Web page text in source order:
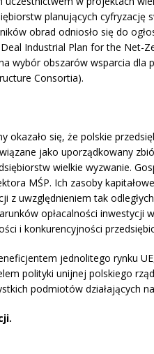
planujących cyfryzację
obrad odniosło się do
Industrial Plan for the Net-
wybór obszarów wsparcia
Consortia).
okazało się, że polskie
jako uporządkowany
wielkie wyzwanie.
MŚP. Ich zasoby
z uwzględnieniem tak
opłacalności inwestycji
i konkurencyjności
jednolitego rynku
polityki unijnej polskiego
podmiotów działających